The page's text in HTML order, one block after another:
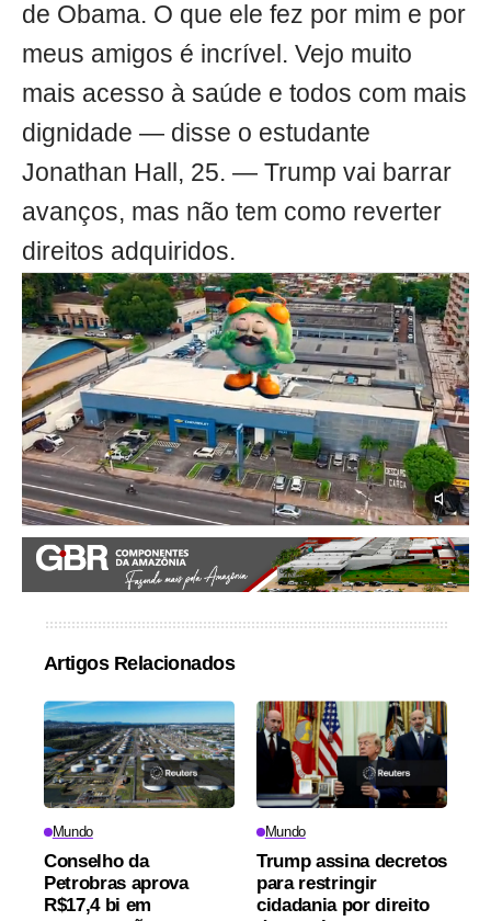
de Obama. O que ele fez por mim e por
meus amigos é incrível. Vejo muito
mais acesso à saúde e todos com mais
dignidade — disse o estudante
Jonathan Hall, 25. — Trump vai barrar
avanços, mas não tem como reverter
direitos adquiridos.
Artigos Relacionados
Mundo
Conselho da
Petrobras aprova
R$17,4 bi em
Mundo
Trump assina decretos
para restringir
cidadania por direito